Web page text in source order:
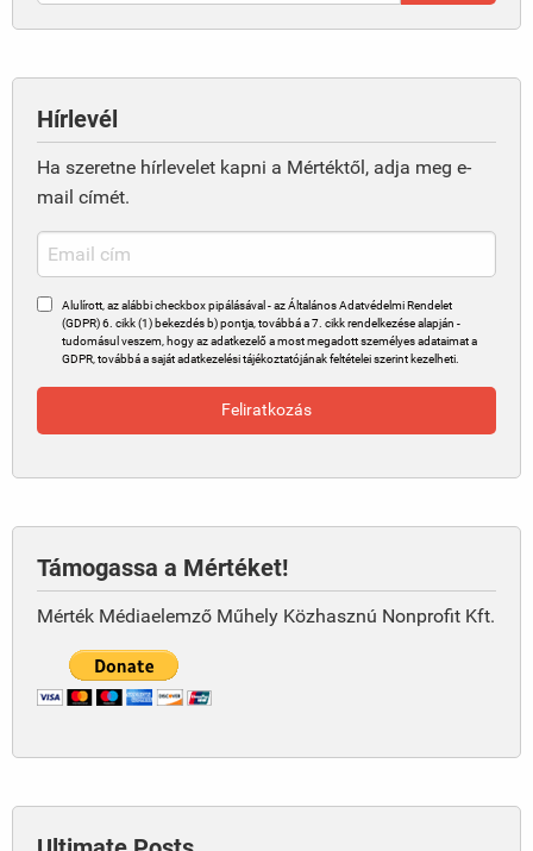
Hírlevél
Ha szeretne hírlevelet kapni a Mértéktől, adja meg e-
mail címét.
Alulírott, az alábbi checkbox pipálásával - az Általános Adatvédelmi Rendelet
(GDPR) 6. cikk (1) bekezdés b) pontja, továbbá a 7. cikk rendelkezése alapján -
tudomásul veszem, hogy az adatkezelő a most megadott személyes adataimat a
GDPR, továbbá a saját adatkezelési tájékoztatójának feltételei szerint kezelheti.
Támogassa a Mértéket!
Mérték Médiaelemző Műhely Közhasznú Nonprofit Kft.